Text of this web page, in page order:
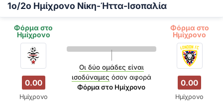
1ο/2ο Ημίχρονο Νίκη-Ήττα-Ισοπαλία
Φόρμα στο
Ημίχρονο
Φόρμα στο
Ημίχρονο
0.00
Ημίχρονο
Οι δύο ομάδες είναι
ισοδύναμες όσον αφορά
Φόρμα στο Ημίχρονο
0.00
Ημίχρονο